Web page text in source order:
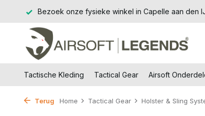
Bezoek onze fysieke winkel in Capelle aan den
Tactische Kleding Tactical Gear Airsoft
Terug Home Tactical Gear Holster & Sling